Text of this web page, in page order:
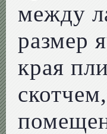
между
размер
края